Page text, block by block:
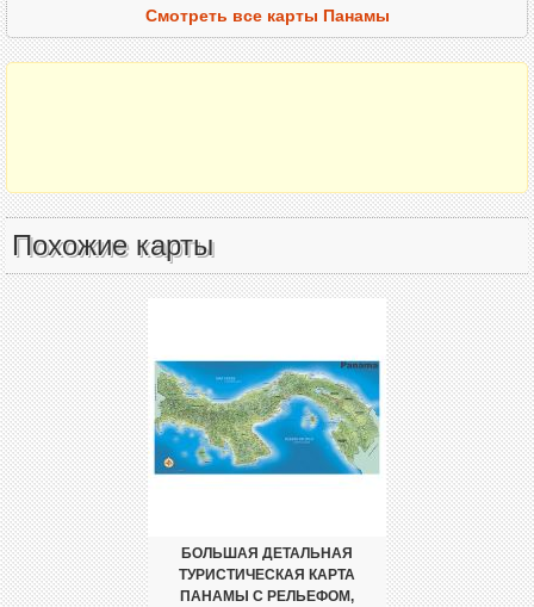
Смотреть все карты Панамы
Похожие карты
БОЛЬШАЯ ДЕТАЛЬНАЯ
ТУРИСТИЧЕСКАЯ КАРТА
ПАНАМЫ С РЕЛЬЕФОМ,